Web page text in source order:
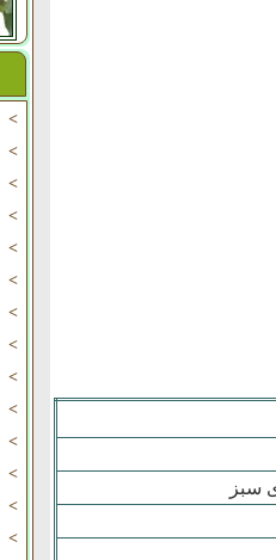
>
>
>
>
>
>
>
>
>
>
>
>
>
>
سبز